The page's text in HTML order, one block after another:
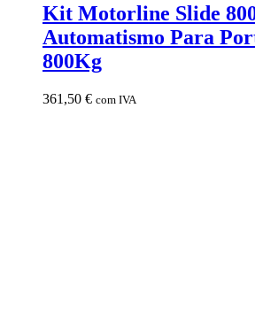
Kit Motorline Slide
Automatismo Para
800Kg
361,50 € com IVA